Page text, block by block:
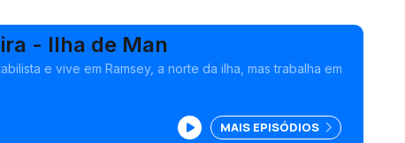
- Ilha de Man
e vive em Ramsey, a norte da ilha, mas trabalha em
MAIS EPISÓDIOS